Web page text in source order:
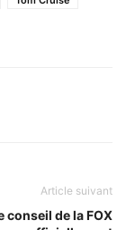
Article suivant
conseil de la FOX